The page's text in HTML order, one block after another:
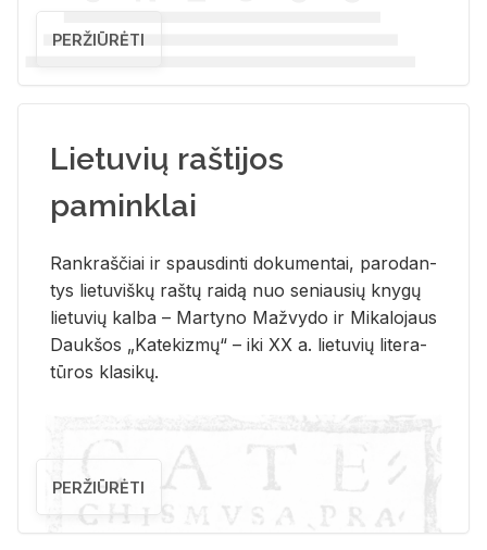
PERŽIŪRĖTI
Lietuvių raštijos
paminklai
Rank­raš­čiai ir spaus­din­ti do­ku­men­tai, pa­ro­dan­
tys lie­tu­viš­kų raš­tų rai­dą nuo se­niau­sių kny­gų
lie­tu­vių kal­ba – Mar­ty­no Ma­žvy­do ir Mi­ka­lo­jaus
Dauk­šos „Ka­te­kiz­mų“ – iki XX a. lie­tu­vių li­te­ra­
tū­ros kla­si­kų.
PERŽIŪRĖTI